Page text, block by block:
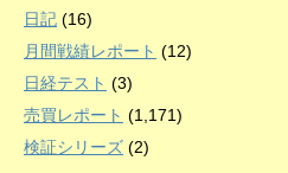
日記 (16)
月間戦績レポート (12)
日経テスト (3)
売買レポート (1,171)
検証シリーズ (2)